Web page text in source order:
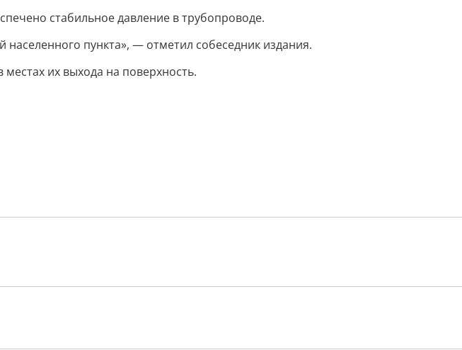
стабильное давление в трубопроводе.
пункта», — отметил собеседник издания.
их выхода на поверхность.